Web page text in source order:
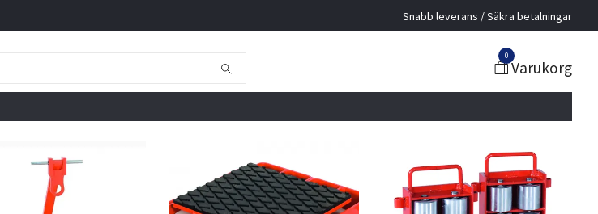
Snabb leverans / Säkra betalningar
0
Varukorg